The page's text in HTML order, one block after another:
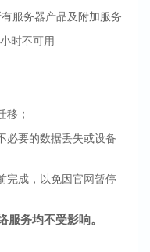
服务器产品及附加服务
时不可用
移；
必要的数据丢失或设备
完成，以免因官网暂停
务均不受影响。